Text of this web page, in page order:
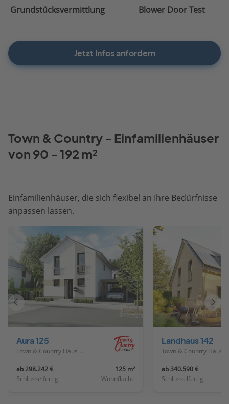
Grundstücksvermittlung Blower Door Test
Jetzt Infos anfordern
Town & Country - Einfamilienhäuser
von 90 - 192 m²
Einfamilienhäuser, die sich flexibel an Ihre Bedürfnisse
anpassen lassen.
Aura 125
Town & Country Haus Deutschland
ab 298.242 €
Schlüsselfertig
125 m²
Wohnfläche
Landhaus 142
ab 340.590 €
Schlüsselfertig
Vorheriges
Haus